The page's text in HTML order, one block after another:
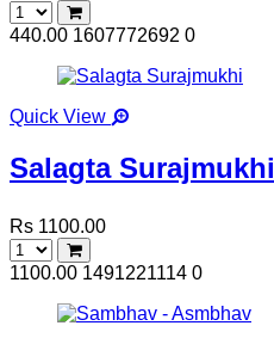
440.00 1607772692 0
Quick View
Salagta Surajmukhi
Rs 1100.00
1100.00 1491221114 0